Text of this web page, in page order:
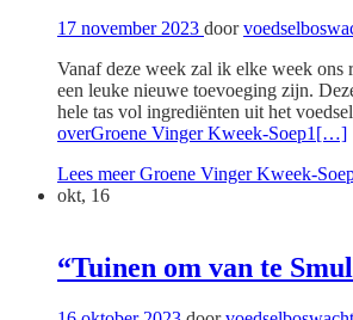
17 november 2023 door
Vanaf deze week zal ik elke week ons
een leuke nieuwe toevoeging zijn.
hele tas vol ingrediënten uit het
overGroene Vinger Kweek-Soep1 […]
Lees meerGroene Vinger Kweek-
okt, 16
“Tuinen om van te